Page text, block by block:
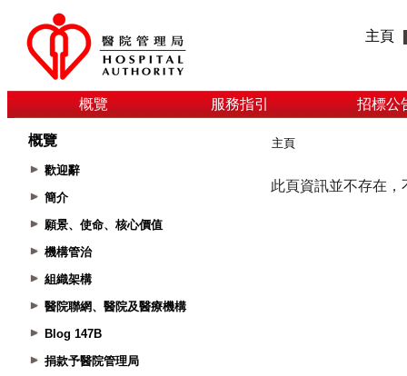
主頁
概覽 服務指引 招標公
概覽
歡迎辭
簡介
願景、使命、核心價值
機構管治
組織架構
醫院聯網、醫院及醫療機構
Blog 147B
捐款予醫院管理局
主頁